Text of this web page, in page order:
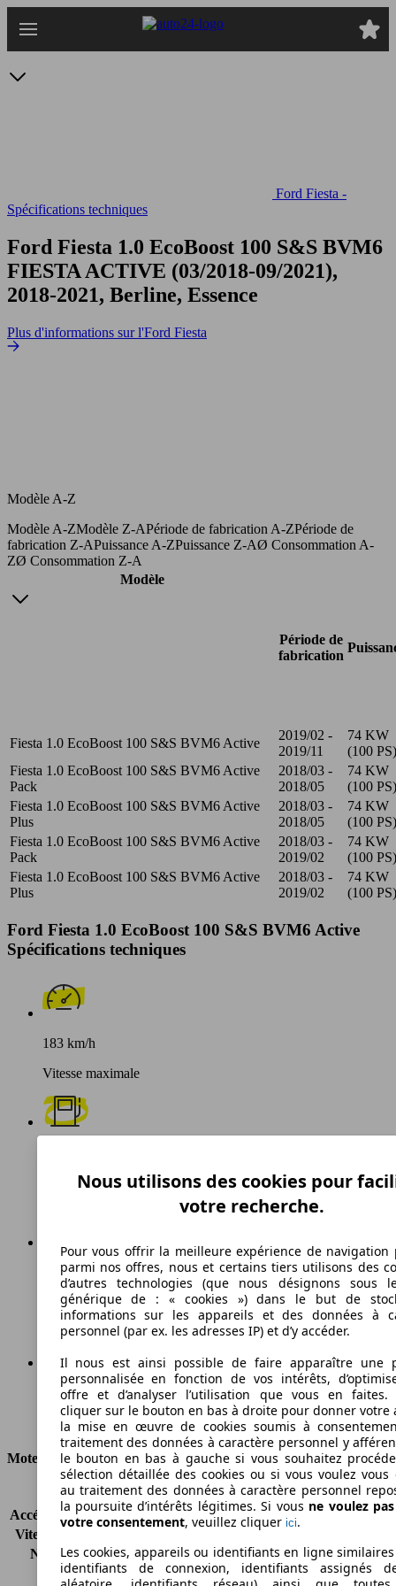
au
Ford Fiesta -
Spécifications techniques
Ford Fiesta 1.0 EcoBoost 100 S&S BVM6
FIESTA ACTIVE (03/2018-09/2021),
2018-2021, Berline, Essence
Plus d'informations sur l'Ford Fiesta
Modèle A-Z
Modèle A-ZModèle Z-APériode de fabrication A-ZPériode de
fabrication Z-APuissance A-ZPuissance Z-AØ Consommation A-
ZØ Consommation Z-A
Modèle
Période de
fabrication
Fiesta 1.0 EcoBoost 100 S&S BVM6 Active
2019/02 -
2019/11
74 KW
(100 PS)
Fiesta 1.0 EcoBoost 100 S&S BVM6 Active
Pack
2018/03 -
2018/05
74 KW
(100 PS)
Fiesta 1.0 EcoBoost 100 S&S BVM6 Active
Plus
2018/03 -
2018/05
74 KW
(100 PS)
Fiesta 1.0 EcoBoost 100 S&S BVM6 Active
Pack
2018/03 -
2019/02
74 KW
(100 PS)
Fiesta 1.0 EcoBoost 100 S&S BVM6 Active
Plus
2018/03 -
2019/02
74 KW
(100 PS)
Ford Fiesta 1.0 EcoBoost 100 S&S BVM6 Active
Spécifications techniques
183 km/h
Vitesse maximale
Carburant
105 g/km
Émissions de CO2 (combinées)*
Ø 5.0 l/100km
Consommation
Moteur et Puissance
KW (CH)
74 kW (100 PS)
Accélération (0-100 km/h) 10.5s
Vitesse maximale (km/h)
Nombre de vitesses
6
Couple
170 nm
Nous utilisons des cookies pour
votre recherche.
Pour vous offrir la meilleure expérience de navigation
parmi nos offres, nous et certains tiers utilisons des
d’autres technologies (que nous désignons sous
générique de : « cookies ») dans le but de
informations sur les appareils et des données à
personnel (par ex. les adresses IP) et d’y accéder.
Il nous est ainsi possible de faire apparaître une
personnalisée en fonction de vos intérêts,
offre et d’analyser l’utilisation que vous en faites.
cliquer sur le bouton en bas à droite pour donner votre
la mise en œuvre de cookies soumis à
traitement des données à caractère personnel y
le bouton en bas à gauche si vous souhaitez
sélection détaillée des cookies ou si vous voulez vous
au traitement des données à caractère personnel
la poursuite d’intérêts légitimes. Si vous ne voulez
votre consentement, veuillez cliquer ici.
Les cookies, appareils ou identifiants en ligne
identifiants de connexion, identifiants assignés